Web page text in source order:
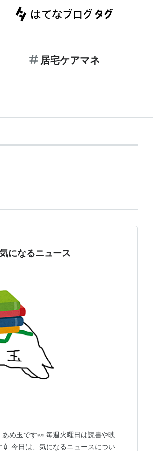
居宅ケアマネ
になるニュース
め玉です🍬 毎週火曜日は読書や映
今日は、気になるニュースについ